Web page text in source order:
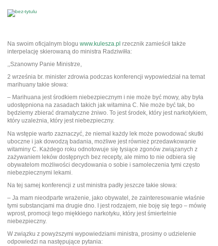
Na swoim oficjalnym blogu www.kulesza.pl rzecznik zamieścił także
interpelację skierowaną do ministra Radziwiłła:
,,Szanowny Panie Ministrze,
2 września br. minister zdrowia podczas konferencji wypowiedział na temat
marihuany takie słowa:
– Marihuana jest środkiem niebezpiecznym i nie może być mowy, aby była
udostępniona na zasadach takich jak witamina C. Nie może być tak, bo
będziemy zbierać dramatyczne żniwo. To jest środek, który jest narkotykiem,
który uzależnia, który jest niebezpieczny.
Na wstępie warto zaznaczyć, że niemal każdy lek może powodować skutki
uboczne i jak dowodzą badania, możliwe jest również przedawkowanie
witaminy C. Każdego roku odnotowuje się tysiące zgonów związanych z
zażywaniem leków dostępnych bez recepty, ale mimo to nie odbiera się
obywatelom możliwości decydowania o sobie i samoleczenia tymi często
niebezpiecznymi lekami.
Na tej samej konferencji z ust ministra padły jeszcze takie słowa:
– Ja mam nieodparte wrażenie, jako obywatel, że zainteresowanie właśnie
tymi substancjami ma drugie dno. I jest rodzajem, nie boję się tego – mówię
wprost, promocji tego miękkiego narkotyku, który jest śmiertelnie
niebezpieczny.
W związku z powyższymi wypowiedziami ministra, prosimy o udzielenie
odpowiedzi na następujące pytania: